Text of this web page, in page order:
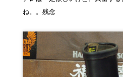
ね。。残念